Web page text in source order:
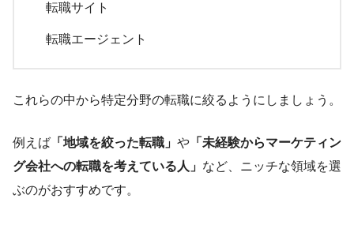
転職サイト
転職エージェント
これらの中から特定分野の転職に絞るようにしましょう。
例えば 「地域を絞った転職」 や 「未経験からマーケティン
グ会社への転職を考えている人」 など、ニッチな領域を選
ぶのがおすすめです。